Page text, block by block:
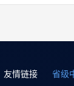
友情链接 省级